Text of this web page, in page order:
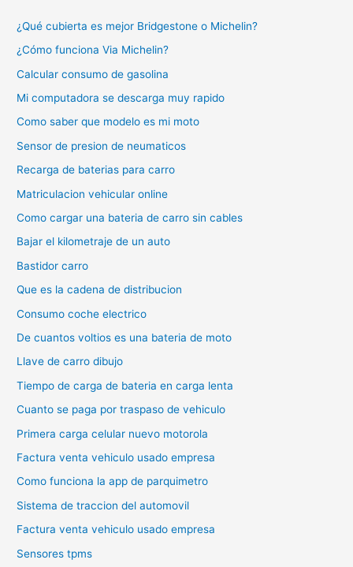
¿Qué cubierta es mejor Bridgestone o Michelin?
¿Cómo funciona Via Michelin?
Calcular consumo de gasolina
Mi computadora se descarga muy rapido
Como saber que modelo es mi moto
Sensor de presion de neumaticos
Recarga de baterias para carro
Matriculacion vehicular online
Como cargar una bateria de carro sin cables
Bajar el kilometraje de un auto
Bastidor carro
Que es la cadena de distribucion
Consumo coche electrico
De cuantos voltios es una bateria de moto
Llave de carro dibujo
Tiempo de carga de bateria en carga lenta
Cuanto se paga por traspaso de vehiculo
Primera carga celular nuevo motorola
Factura venta vehiculo usado empresa
Como funciona la app de parquimetro
Sistema de traccion del automovil
Factura venta vehiculo usado empresa
Sensores tpms